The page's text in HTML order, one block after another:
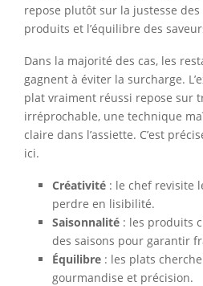
repose plutôt sur la justesse
produits et l’équilibre des
Dans la majorité des cas, les
gagnent à éviter la surcharge.
plat vraiment réussi repose sur
irréprochable, une technique
claire dans l’assiette. C’est
ici.
Créativité : le chef revisite
perdre en lisibilité.
Saisonnalité : les produits
des saisons pour garantir
Équilibre : les plats
gourmandise et précision.